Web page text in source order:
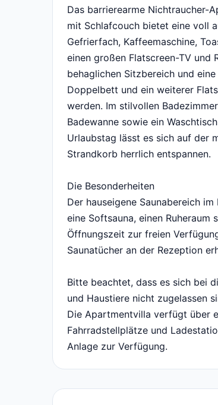
Das barrierearme Nichtraucher-
mit Schlafcouch bietet eine voll
Gefrierfach, Kaffeemaschine,
einen großen Flatscreen-TV und
behaglichen Sitzbereich und
Doppelbett und ein weiterer
werden. Im stilvollen
Badewanne sowie ein
Urlaubstag lässt es sich auf der
Strandkorb herrlich entspannen.
Die Besonderheiten
Der hauseigene Saunabereich
eine Softsauna, einen
Öffnungszeit zur freien
Saunatücher an der Rezeption
Bitte beachtet, dass es sich bei
und Haustiere nicht zugelassen
Die Apartmentvilla verfügt über
Fahrradstellplätze und
Anlage zur Verfügung.